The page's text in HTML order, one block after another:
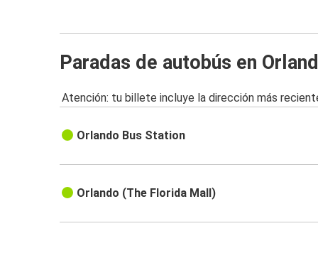
Paradas de autobús en
Atención: tu billete incluye la dirección más
Orlando Bus Station
Orlando (The Florida Mall)